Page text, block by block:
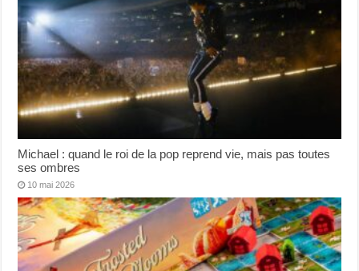
Michael : quand le roi de la pop reprend vie, mais pas toutes
ses ombres
10 mai 2026